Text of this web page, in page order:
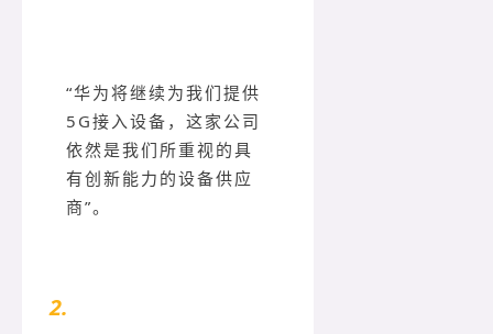
“华为将继续为我们提供
5G接入设备，这家公司
依然是我们所重视的具
有创新能力的设备供应
商”。
2.